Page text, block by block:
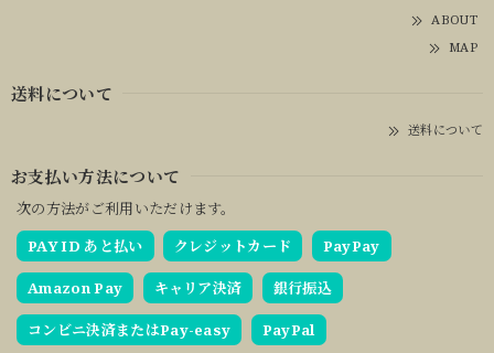
ABOUT
MAP
送料について
送料について
お支払い方法について
次の方法がご利用いただけます。
PAY ID あと払い
クレジットカード PayPay
Amazon Pay キャリア決済 銀行振込
コンビニ決済またはPay-easy PayPal